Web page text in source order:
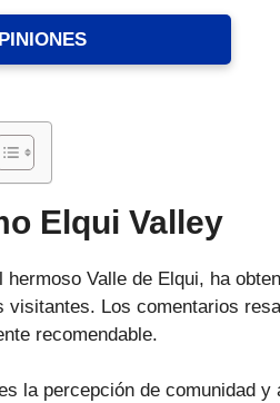
Elqui Valley
Valle de Elqui, ha
Los comentarios
recomendable.
la percepción de comunidad